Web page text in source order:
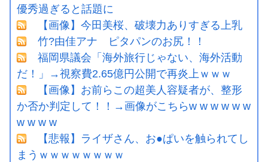
優秀過ぎると話題に
【画像】今田美桜、破壊力ありすぎる上乳
竹?由佳アナ ピタパンのお尻！！
福岡県議会「海外旅行じゃない、海外活動
だ！」→視察費2.65億円公開で再炎上ｗｗｗ
【画像】お前らこの超美人容疑者が、整形
か否か判定して！！→画像がこちらw w w w w w
w w w w
【悲報】ライザさん、お●ぱいを触られてし
まうｗｗｗｗｗｗｗｗ